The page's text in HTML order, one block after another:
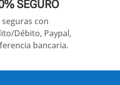
SEGURO
con
Débito, Paypal,
bancaria.